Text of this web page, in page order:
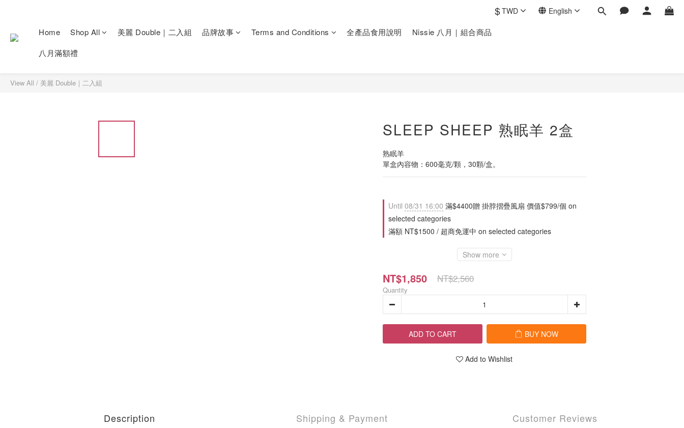
$TWD English
Home Shop All 美麗 Double｜二入組 品牌故事 Terms and Conditions 全產品食用說明
Nissie 八月｜組合商品
八月滿額禮
View All / 美麗 Double｜二入組
SLEEP SHEEP 熟眠羊 2盒
熟眠羊
單盒內容物：600毫克/顆，30顆/盒。
Until 08/31 16:00 滿$4400贈 掛脖摺疊風扇 價值$799/個 on
selected categories
滿額 NT$1500 / 超商免運中 on selected categories
Show more
NT$1,850 NT$2,560
Quantity
ADD TO CART BUY NOW
Add to Wishlist
Description Shipping & Payment Customer Reviews